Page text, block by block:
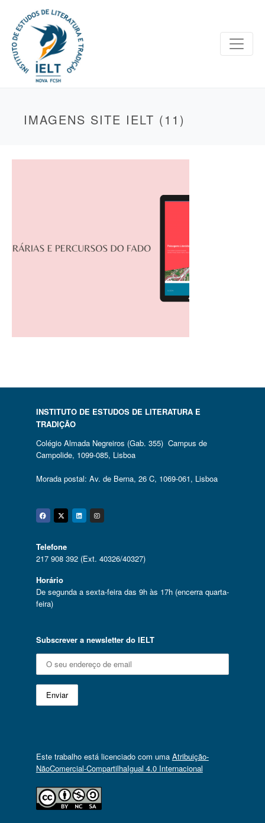
IMAGENS SITE IELT (11)
INSTITUTO DE ESTUDOS DE LITERATURA E
TRADIÇÃO
Colégio Almada Negreiros (Gab. 355) Campus de
Campolide, 1099-085, Lisboa
Morada postal: Av. de Berna, 26 C, 1069-061, Lisboa
Facebook
Twitter
Linkedin
Instagram
Telefone
217 908 392 (Ext. 40326/40327)
Horário
De segunda a sexta-feira das 9h às 17h (encerra quarta-
feira)
Subscrever a newsletter do IELT
Este trabalho está licenciado com uma Atribuição-
NãoComercial-CompartilhaIgual 4.0 Internacional